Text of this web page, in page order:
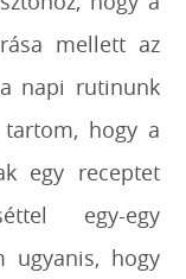
mellett az
napi rutinunk
hogy a
egy receptet
egy-egy
ugyanis, hogy